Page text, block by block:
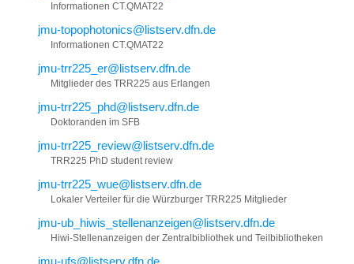
Informationen CT.QMAT22
jmu-topophotonics@listserv.dfn.de
Informationen CT.QMAT22
jmu-trr225_er@listserv.dfn.de
Mitglieder des TRR225 aus Erlangen
jmu-trr225_phd@listserv.dfn.de
Doktoranden im SFB
jmu-trr225_review@listserv.dfn.de
TRR225 PhD student review
jmu-trr225_wue@listserv.dfn.de
Lokaler Verteiler für die Würzburger TRR225 Mitglieder
jmu-ub_hiwis_stellenanzeigen@listserv.dfn.de
Hiwi-Stellenanzeigen der Zentralbibliothek und Teilbibliotheken